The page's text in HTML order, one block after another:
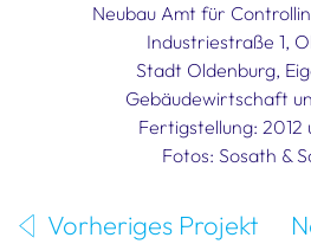
Neubau Amt für
Industriestraße 1,
Stadt Oldenburg,
Gebäudewirtschaft
Fertigstellung: 2012
Fotos: Sosath &
Vorheriges Projekt